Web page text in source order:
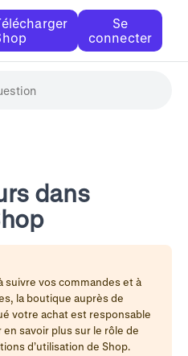
Se
connecter
dans
suivre vos commandes et à
la boutique auprès de
votre achat est responsable
savoir plus sur le rôle de
d’utilisation de Shop.